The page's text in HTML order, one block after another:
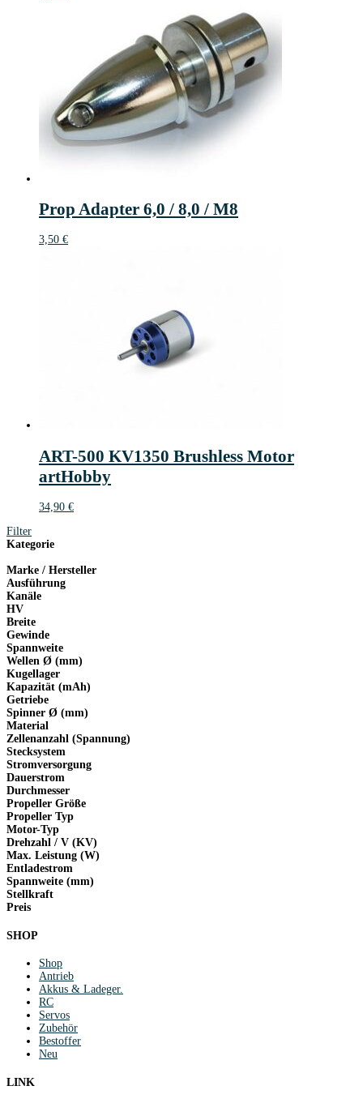
Prop Adapter 6,0 / 8,0 / M8
3,50 €
ART-500 KV1350 Brushless Motor
artHobby
34,90 €
Filter
Kategorie
Marke / Hersteller
Ausführung
Kanäle
HV
Breite
Gewinde
Spannweite
Wellen Ø (mm)
Kugellager
Kapazität (mAh)
Getriebe
Spinner Ø (mm)
Material
Zellenanzahl (Spannung)
Stecksystem
Stromversorgung
Dauerstrom
Durchmesser
Propeller Größe
Propeller Typ
Motor-Typ
Drehzahl / V (KV)
Max. Leistung (W)
Entladestrom
Spannweite (mm)
Stellkraft
Preis
SHOP
Shop
Antrieb
Akkus & Ladeger.
RC
Servos
Zubehör
Bestoffer
Neu
LINK